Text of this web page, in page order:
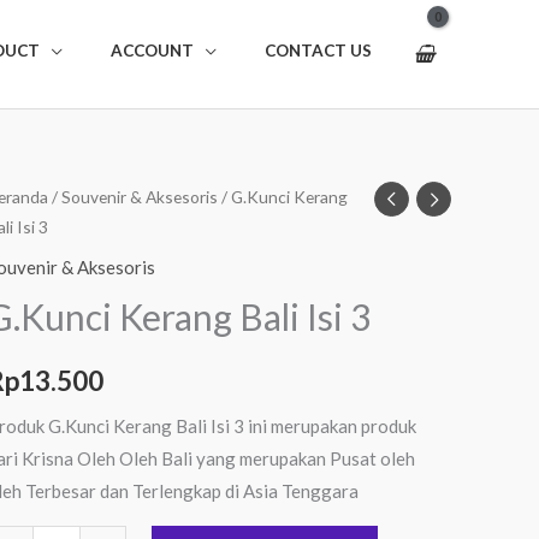
ACCOUNT CONTACT US
/Souvenir & Aksesoris / G.Kunci Kerang
Isi 3
& Aksesoris
Kerang Bali Isi 3
13.500
G.Kunci Kerang Bali Isi 3 ini merupakan produk
Krisna Oleh Oleh Bali yang merupakan Pusat oleh
Terbesar dan Terlengkap di Asia Tenggara